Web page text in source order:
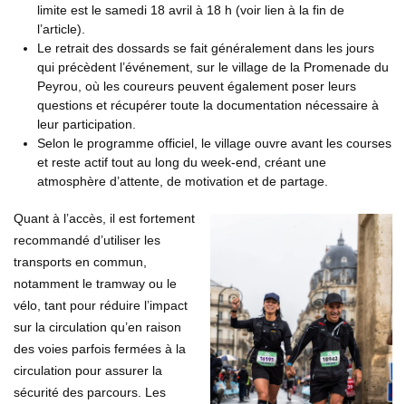
limite est le samedi 18 avril à 18 h (voir lien à la fin de
l’article).
Le retrait des dossards se fait généralement dans les jours
qui précèdent l’événement, sur le village de la Promenade du
Peyrou, où les coureurs peuvent également poser leurs
questions et récupérer toute la documentation nécessaire à
leur participation.
Selon le programme officiel, le village ouvre avant les courses
et reste actif tout au long du week-end, créant une
atmosphère d’attente, de motivation et de partage.
Quant à l’accès, il est fortement
recommandé d’utiliser les
transports en commun,
notamment le tramway ou le
vélo, tant pour réduire l’impact
sur la circulation qu’en raison
des voies parfois fermées à la
circulation pour assurer la
sécurité des parcours. Les